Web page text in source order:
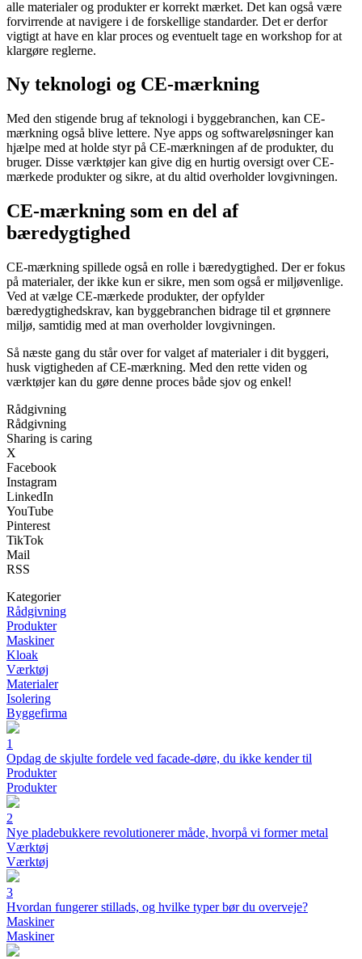
alle materialer og produkter er korrekt mærket. Det kan også være
forvirrende at navigere i de forskellige standarder. Det er derfor
vigtigt at have en klar proces og eventuelt tage en workshop for at
klargøre reglerne.
Ny teknologi og CE-mærkning
Med den stigende brug af teknologi i byggebranchen, kan CE-
mærkning også blive lettere. Nye apps og softwareløsninger kan
hjælpe med at holde styr på CE-mærkningen af de produkter, du
bruger. Disse værktøjer kan give dig en hurtig oversigt over CE-
mærkede produkter og sikre, at du altid overholder lovgivningen.
CE-mærkning som en del af
bæredygtighed
CE-mærkning spillede også en rolle i bæredygtighed. Der er fokus
på materialer, der ikke kun er sikre, men som også er miljøvenlige.
Ved at vælge CE-mærkede produkter, der opfylder
bæredygtighedskrav, kan byggebranchen bidrage til et grønnere
miljø, samtidig med at man overholder lovgivningen.
Så næste gang du står over for valget af materialer i dit byggeri,
husk vigtigheden af CE-mærkning. Med den rette viden og
værktøjer kan du gøre denne proces både sjov og enkel!
Rådgivning
Rådgivning
Sharing is caring
X
Facebook
Instagram
LinkedIn
YouTube
Pinterest
TikTok
Mail
RSS
Kategorier
Rådgivning
Produkter
Maskiner
Kloak
Værktøj
Materialer
Isolering
Byggefirma
1
Opdag de skjulte fordele ved facade-døre, du ikke kender til
Produkter
Produkter
2
Nye pladebukkere revolutionerer måde, hvorpå vi former metal
Værktøj
Værktøj
3
Hvordan fungerer stillads, og hvilke typer bør du overveje?
Maskiner
Maskiner